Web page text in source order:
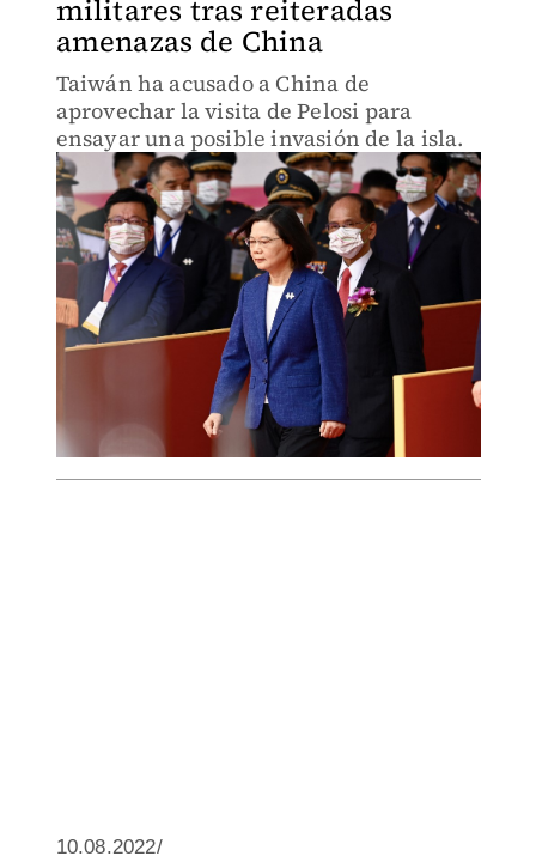
militares tras reiteradas
amenazas de China
Taiwán ha acusado a China de
aprovechar la visita de Pelosi para
ensayar una posible invasión de la isla.
10.08.2022/